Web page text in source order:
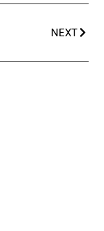
NEXT